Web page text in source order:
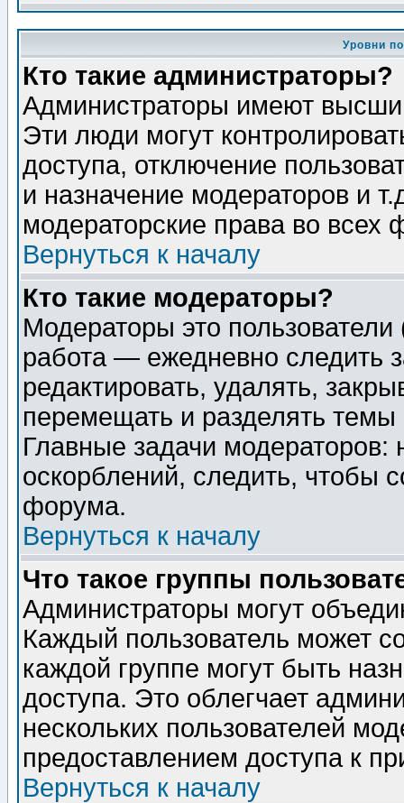
Уровни
Кто такие администраторы?
Администраторы имеют
Эти люди могут
доступа, отключение
и назначение модераторов и
модераторские права во всех
Вернуться к началу
Кто такие модераторы?
Модераторы это
работа — ежедневно следить
редактировать, удалять,
перемещать и разделять
Главные задачи
оскорблений, следить, чтобы
форума.
Вернуться к началу
Что такое группы
Администраторы могут
Каждый пользователь может
каждой группе могут быть
доступа. Это облегчает
нескольких пользователей
предоставлением доступа к
Вернуться к началу